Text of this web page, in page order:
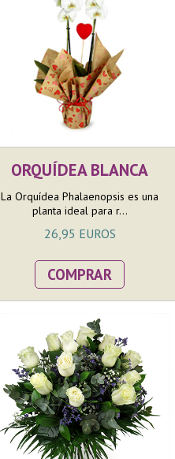
ORQUÍDEA BLANCA
La Orquídea Phalaenopsis es una
planta ideal para r...
26,95 EUROS
COMPRAR